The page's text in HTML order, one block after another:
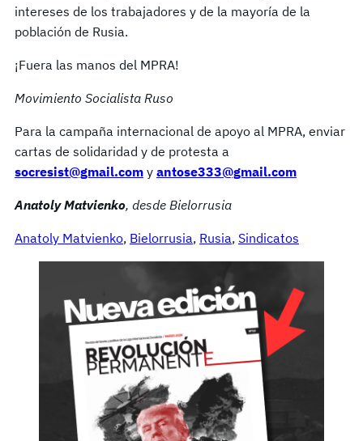
intereses de los trabajadores y de la mayoría de la
población de Rusia.
¡Fuera las manos del MPRA!
Movimiento Socialista Ruso
Para la campaña internacional de apoyo al MPRA, enviar
cartas de solidaridad y de protesta a
socresist@gmail.com y antose333@gmail.com
Anatoly Matvienko, desde Bielorrusia
Anatoly Matvienko, Bielorrusia, Rusia, Sindicatos